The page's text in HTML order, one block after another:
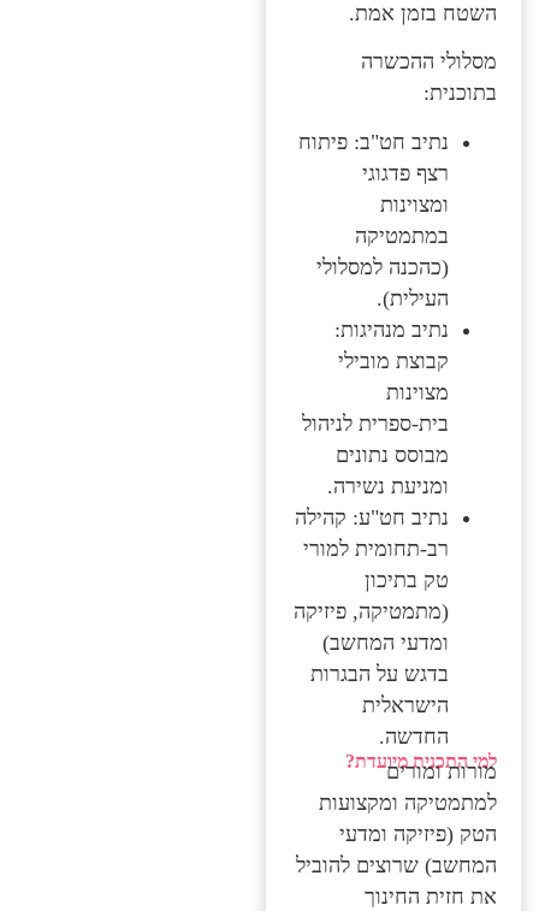
השטח בזמן אמת.
מסלולי ההכשרה
בתוכנית:
נתיב חט"ב: פיתוח
רצף פדגוגי
ומצוינות
במתמטיקה
(כהכנה למסלולי
העילית).
נתיב מנהיגות:
קבוצת מובילי
מצוינות
בית-ספרית לניהול
מבוסס נתונים
ומניעת נשירה.
נתיב חט"ע: קהילה
רב-תחומית למורי
טק בתיכון
(מתמטיקה, פיזיקה
ומדעי המחשב)
בדגש על הבגרות
הישראלית
החדשה.
למי התכנית מיועדת?
מורות ומורים
למתמטיקה ומקצועות
הטק (פיזיקה ומדעי
המחשב) שרוצים להוביל
את חזית החינוך